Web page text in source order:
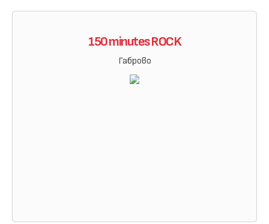
150 minutes ROCK
Габрово